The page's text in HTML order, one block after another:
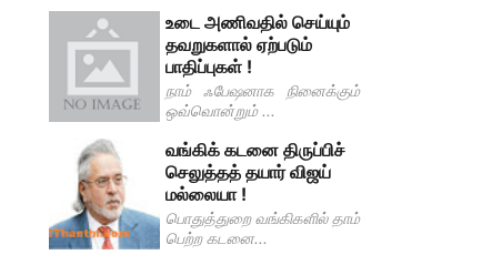
உடை அணிவதில் செய்யும்
தவறுகளால் ஏற்படும்
பாதிப்புகள் !
நாம் ஃபேஷனாக நினைக்கும்
ஒவ்வொன்றும் ...
வங்கிக் கடனை திருப்பிச்
செலுத்தத் தயார் விஜய்
மல்லையா !
பொதுத்துறை வங்கிகளில் தாம்
பெற்ற கடனை...